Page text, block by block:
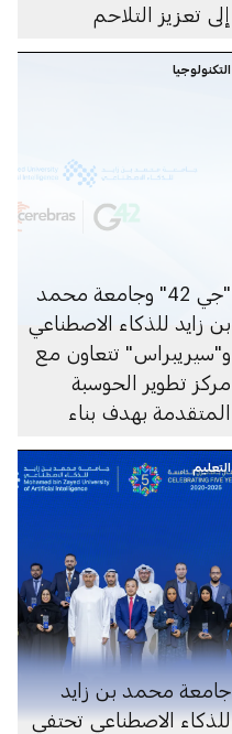
إلى تعزيز التلاحم
التكنولوجيا
"جي 42" وجامعة محمد
بن زايد للذكاء الاصطناعي
و"سيريبراس" تتعاون مع
مركز تطوير الحوسبة
المتقدمة بهدف بناء
الاصطناعي في الهند
التعليم
جامعة محمد بن زايد
للذكاء الاصطناعي تحتفي